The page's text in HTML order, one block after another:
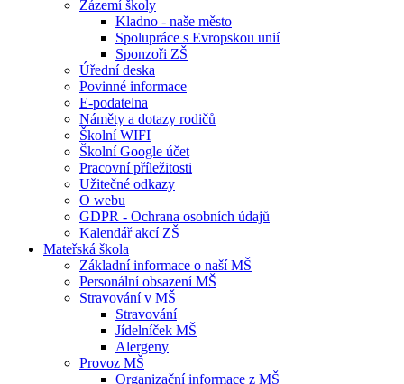
Zázemí školy
Kladno - naše město
Spolupráce s Evropskou unií
Sponzoři ZŠ
Úřední deska
Povinné informace
E-podatelna
Náměty a dotazy rodičů
Školní WIFI
Školní Google účet
Pracovní příležitosti
Užitečné odkazy
O webu
GDPR - Ochrana osobních údajů
Kalendář akcí ZŠ
Mateřská škola
Základní informace o naší MŠ
Personální obsazení MŠ
Stravování v MŠ
Stravování
Jídelníček MŠ
Alergeny
Provoz MŠ
Organizační informace z MŠ